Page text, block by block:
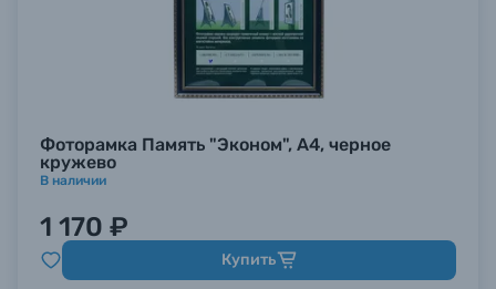
Фоторамка Память "Эконом", А4, черное
кружево
В наличии
1 170 ₽
Купить